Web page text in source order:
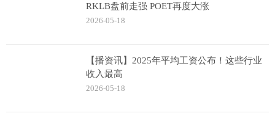
RKLB盘前走强 POET再度大涨
2026-05-18
【播资讯】2025年平均工资公布！这些行业
收入最高
2026-05-18